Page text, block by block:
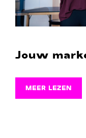
Jouw
MEER LEZEN